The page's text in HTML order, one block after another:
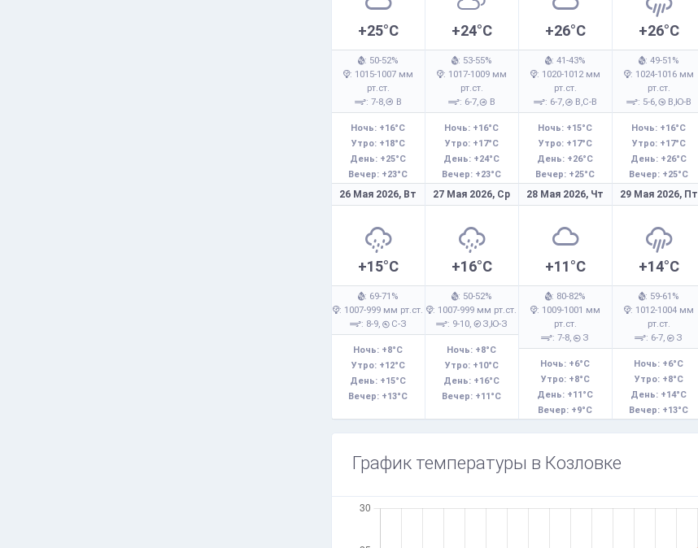
+25°C
: 50-52%
: 1015-1007 мм
рт.ст.
: 7-8,
В
Ночь: +16°C
Утро: +18°C
День: +25°C
Вечер: +23°C
+24°C
: 53-55%
: 1017-1009 мм
рт.ст.
: 6-7,
В
Ночь: +16°C
Утро: +17°C
День: +24°C
Вечер: +23°C
+26°C
: 41-43%
: 1020-1012 мм
рт.ст.
: 6-7, В,С-В
Ночь: +15°C
Утро: +17°C
День: +26°C
Вечер: +25°C
+26°C
: 49-51%
: 1024-1016 мм
рт.ст.
: 5-6, В,Ю-В
Ночь: +16°C
Утро: +17°C
День: +26°C
Вечер: +25°C
26 Мая 2026, Вт
+15°C
: 69-71%
: 1007-999 мм рт.ст.
: 8-9,
С-З
Ночь: +8°C
Утро: +12°C
День: +15°C
Вечер: +13°C
27 Мая 2026, Ср
+16°C
: 50-52%
: 1007-999 мм рт.ст.
: 9-10,
З,Ю-З
Ночь: +8°C
Утро: +10°C
День: +16°C
Вечер: +11°C
28 Мая 2026, Чт
+11°C
: 80-82%
: 1009-1001 мм
рт.ст.
: 7-8, З
Ночь: +6°C
Утро: +8°C
День: +11°C
Вечер: +9°C
29 Мая 2026, Пт
+14°C
: 59-61%
: 1012-1004 мм
рт.ст.
: 6-7, З
Ночь: +6°C
Утро: +8°C
День: +14°C
Вечер: +13°C
График температуры в Козловке